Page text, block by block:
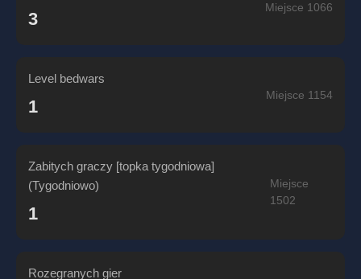
3
Miejsce 1066
Level bedwars
1
Miejsce 1154
Zabitych graczy [topka tygodniowa]
(Tygodniowo)
1
Miejsce
1502
Rozegranych gier